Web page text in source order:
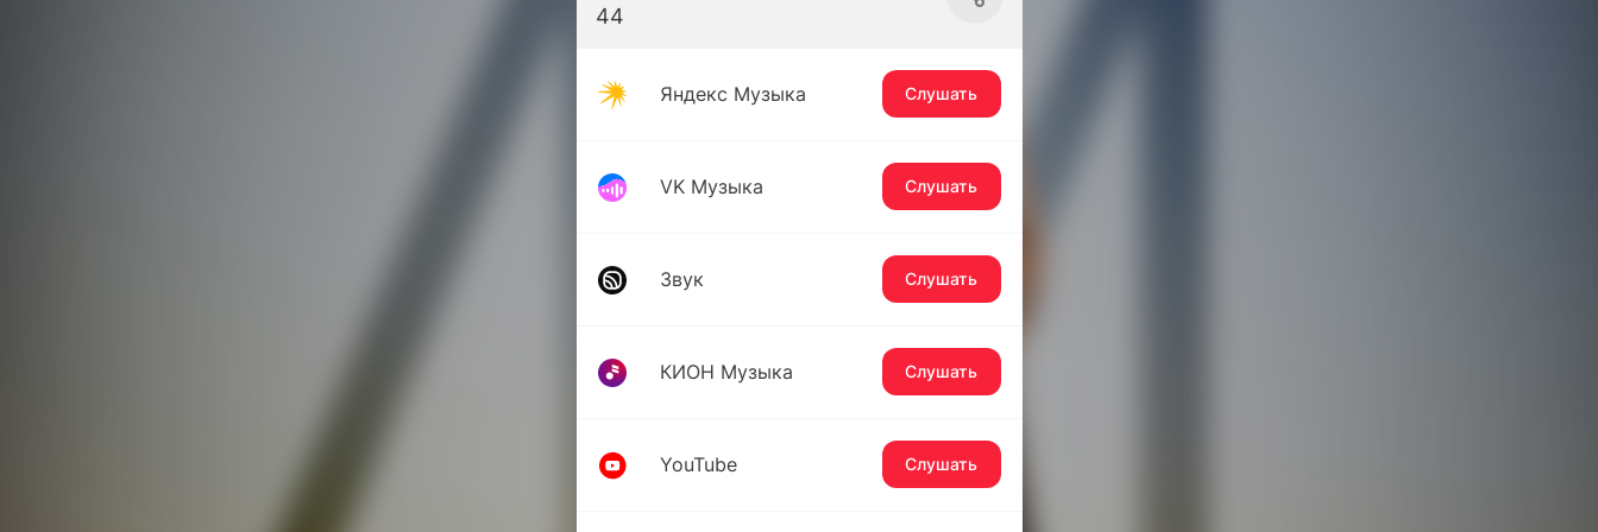
44
Яндекс Музыка Слушать
VK Музыка Слушать
Звук Слушать
КИОН Музыка Слушать
YouTube Слушать